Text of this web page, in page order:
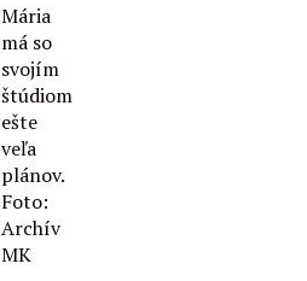
Mária
má so
svojím
štúdiom
ešte
veľa
plánov.
Foto:
Archív
MK